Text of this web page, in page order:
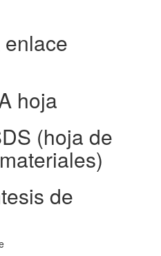
hoja
(hoja de
de